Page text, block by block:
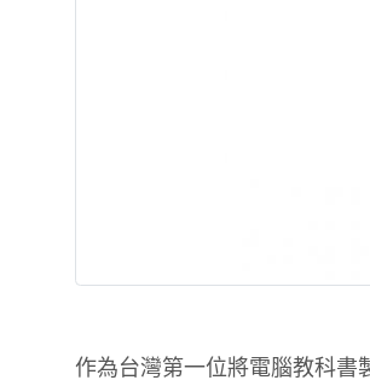
作為台灣第一位將電腦教科書